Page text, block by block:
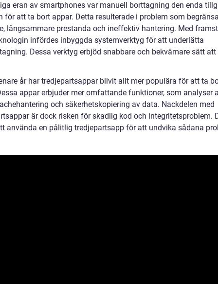
eran av smartphones var manuell borttagning den enda
för att ta bort appar. Detta resulterade i problem som
långsammare prestanda och ineffektiv hantering. Med
infördes inbyggda systemverktyg för att underlätta
Dessa verktyg erbjöd snabbare och bekvämare sätt
år har tredjepartsappar blivit allt mer populära för att ta
appar erbjuder mer omfattande funktioner, som analyser
och säkerhetskopiering av data. Nackdelen med
är dock risken för skadlig kod och integritetsproblem.
använda en pålitlig tredjepartsapp för att undvika sådana